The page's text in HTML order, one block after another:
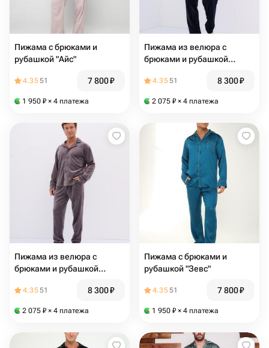
Пижама с брюками и
рубашкой "Айс"
4.3551 7 800₽
1 950 ₽ × 4 платежа
Пижама из велюра с
брюками и рубашкой
4.3551 8 300₽
2 075 ₽ × 4 платежа
Пижама из велюра с
брюками и рубашкой
4.3551 8 300₽
2 075 ₽ × 4 платежа
Пижама с брюками и
рубашкой "Зевс"
4.3551 7 800₽
1 950 ₽ × 4 платежа